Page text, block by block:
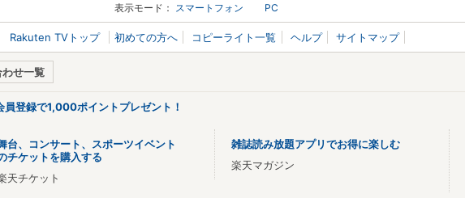
表示モード： スマートフォン PC
Rakuten TVトップ 初めての方へ コピーライト一覧 ヘルプ サイトマップ
わせ一覧
員登録で1,000ポイントプレゼント！
台、コンサート、スポーツイベント
チケットを購入する
天チケット
雑誌読み放題アプリでお得に楽しむ
楽天マガジン